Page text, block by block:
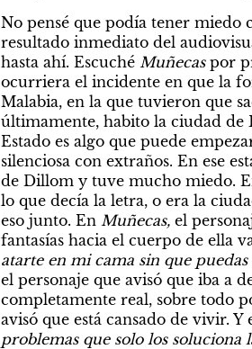
No pensé que podía tener miedo
resultado inmediato del
hasta ahí. Escuché Muñecas por
ocurriera el incidente en que la
Malabia, en la que tuvieron que
últimamente, habito la ciudad de
Estado es algo que puede
silenciosa con extraños. En ese
de Dillom y tuve mucho miedo.
lo que decía la letra, o era la
eso junto. En Muñecas, el
fantasías hacia el cuerpo de ella
atarte en mi cama sin que
el personaje que avisó que iba a
completamente real, sobre todo
avisó que está cansado de vivir.
problemas que solo los soluciona